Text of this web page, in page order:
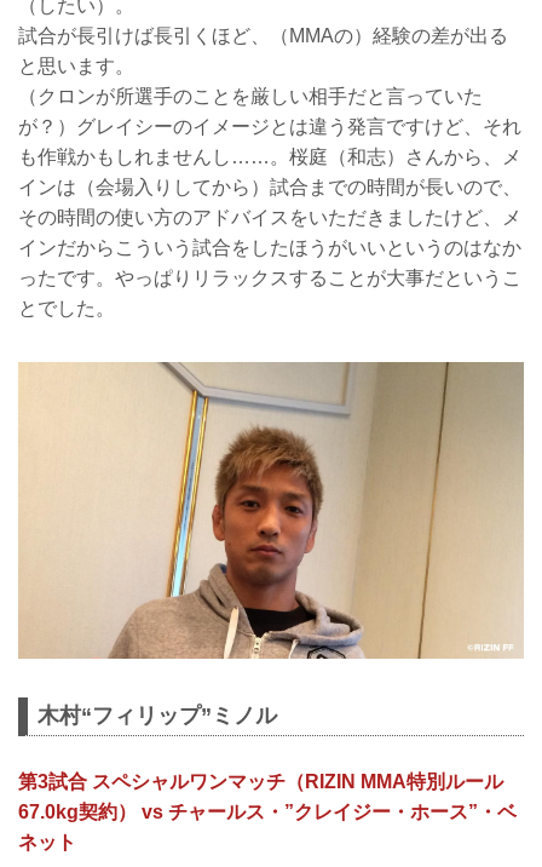
（したい）。
試合が長引けば長引くほど、（MMAの）経験の差が出る
と思います。
（クロンが所選手のことを厳しい相手だと言っていた
が？）グレイシーのイメージとは違う発言ですけど、それ
も作戦かもしれませんし……。桜庭（和志）さんから、メ
インは（会場入りしてから）試合までの時間が長いので、
その時間の使い方のアドバイスをいただきましたけど、メ
インだからこういう試合をしたほうがいいというのはなか
ったです。やっぱりリラックスすることが大事だというこ
とでした。
木村“フィリップ”ミノル
第3試合 スペシャルワンマッチ（RIZIN MMA特別ルール
67.0kg契約） vs チャールス・”クレイジー・ホース”・ベ
ネット